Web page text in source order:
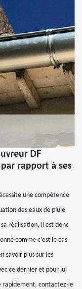
DF
rapport à ses
une compétence
des eaux de pluie
réalisation, il est donc
comme c’est le cas
savoir plus sur les
ce dernier et pour lui
rapidement, contactez-le